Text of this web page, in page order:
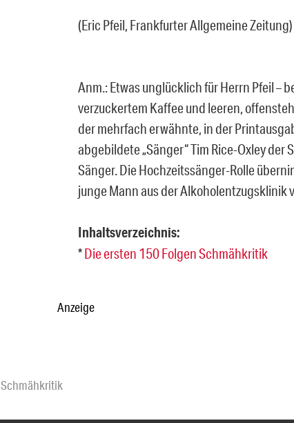
(Eric Pfeil, Frankfurter Allgemeine Zeitung)
Anm.: Etwas unglücklich für Herrn Pfeil –
verzuckertem Kaffee und leeren,
der mehrfach erwähnte, in der
abgebildete „Sänger“ Tim Rice-Oxley
Sänger. Die Hochzeitssänger-Rolle
junge Mann aus der Alkoholentzugsklinik
Inhaltsverzeichnis:
*Die ersten 150 Folgen Schmähkritik
Anzeige
Schmähkritik